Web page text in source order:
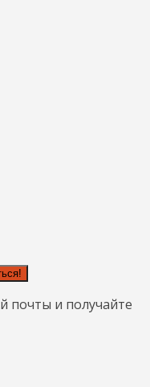
почты и получайте